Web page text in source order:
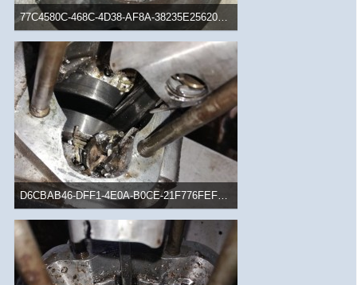
77C4580C-468C-4D38-AF8A-38235E256201.jpeg
153,97 kB, 1.040×780, 1.317 mal angesehen
D6CBAB46-DFF1-4E0A-B0CE-21F776FEF1B7.jpeg
164,33 kB, 780×1.040, 1.279 mal angesehen